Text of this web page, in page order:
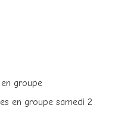
groupe
en groupe samedi 2